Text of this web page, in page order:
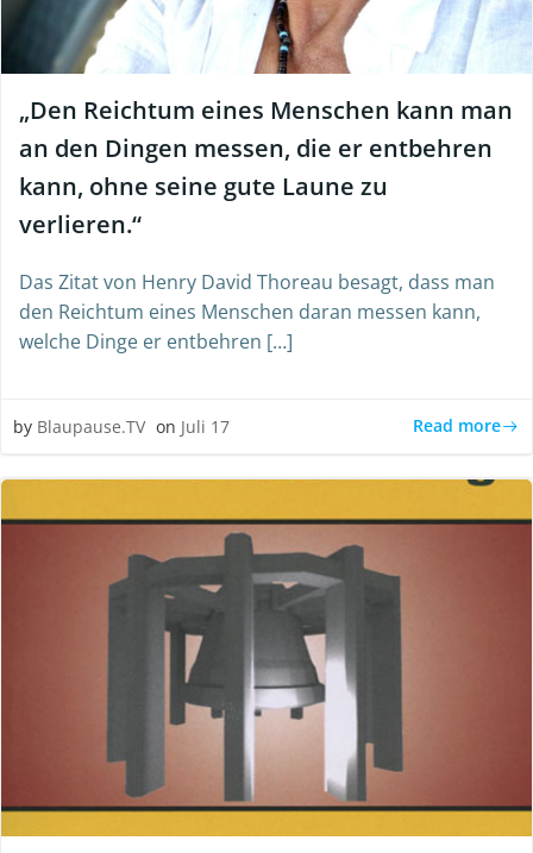
„Den Reichtum eines Menschen kann man
an den Dingen messen, die er entbehren
kann, ohne seine gute Laune zu
verlieren.“
Das Zitat von Henry David Thoreau besagt, dass man
den Reichtum eines Menschen daran messen kann,
welche Dinge er entbehren […]
by Blaupause.TV on Juli 17 Read more